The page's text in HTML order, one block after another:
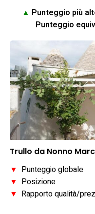
▲ Punteggio più
Punteggio
Trullo da Nonno
▼ Punteggio globale
▼ Posizione
▼ Rapporto qualità/